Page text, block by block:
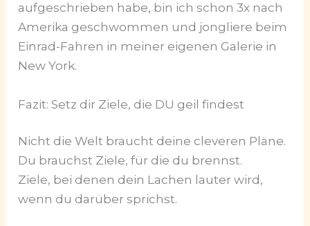
aufgeschrieben habe, bin ich schon 3x nach
Amerika geschwommen und jongliere beim
Einrad-Fahren in meiner eigenen Galerie in
New York.
Fazit: Setz dir Ziele, die DU geil findest
Nicht die Welt braucht deine cleveren Pläne.
Du brauchst Ziele, für die du brennst.
Ziele, bei denen dein Lachen lauter wird,
wenn du darüber sprichst.